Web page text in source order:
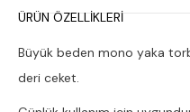
ÜRÜN ÖZELLIKLERI
Büyük beden mono yaka
deri ceket.